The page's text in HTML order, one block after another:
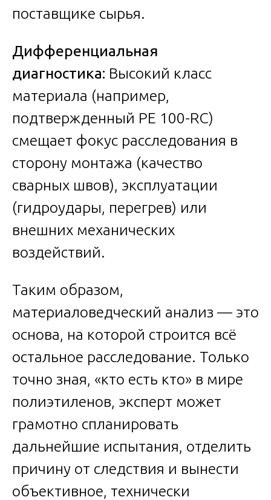
поставщике сырья.
Дифференциальная
диагностика: Высокий класс
материала (например,
подтвержденный PE 100-RC)
смещает фокус расследования в
сторону монтажа (качество
сварных швов), эксплуатации
(гидроудары, перегрев) или
внешних механических
воздействий.
Таким образом,
материаловедческий анализ — это
основа, на которой строится всё
остальное расследование. Только
точно зная, «кто есть кто» в мире
полиэтиленов, эксперт может
грамотно спланировать
дальнейшие испытания, отделить
причину от следствия и вынести
объективное, технически